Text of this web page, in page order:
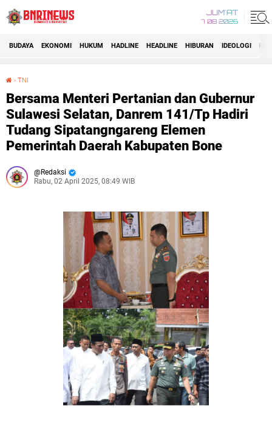
JUM'AT
7 08 2026
BUDAYA EKONOMI HUKUM HADLINE HEADLINE HIBURAN IDEOLOGI
› TNI
Bersama Menteri Pertanian dan Gubernur
Sulawesi Selatan, Danrem 141/Tp Hadiri
Tudang Sipatangngareng Elemen
Pemerintah Daerah Kabupaten Bone
Redaksi
Rabu, 02 April 2025, 08:49 WIB